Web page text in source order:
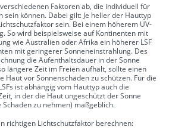
Faktoren ab, die individuell für
sein können. Dabei gilt: Je heller der Hauttyp
sein. Bei einem höherem UV-
So wird beispielsweise auf Kontinenten mit
wie Australien oder Afrika ein höherer LSF
mit geringerer Sonneneinstrahlung. Des
die Aufenthaltsdauer in der Sonne
längere Zeit im Freien aufhält, sollte einen
Haut vor Sonnenschäden zu schützen. Für die
ist abhängig vom Hauttyp auch die
in der die Haut ungeschützt der Sonne
zu nehmen) maßgeblich.
richtigen Lichtschutzfaktor berechnen: